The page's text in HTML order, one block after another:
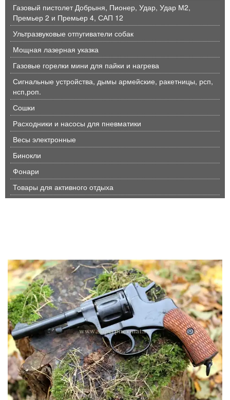
Газовый пистолет Добрыня, Пионер, Удар, Удар М2,
Премьер 2 и Премьер 4, САП 12
Ультразвуковые отпугиватели собак
Мощная лазерная указка
Газовые горелки мини для пайки и нагрева
Сигнальные устройства, дымы армейские, ракетницы, рсп,
нсп,роп.
Сошки
Расходники и насосы для пневматики
Весы электронные
Бинокли
Фонари
Товары для активного отдыха